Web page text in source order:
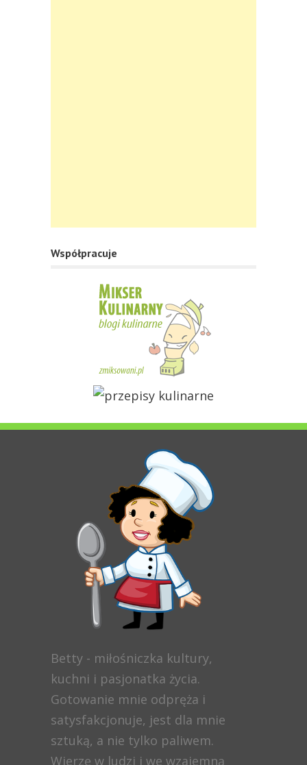
Współpracuje
Betty - miłośniczka kultury,
kuchni i pasjonatka życia.
Gotowanie mnie odpręża i
satysfakcjonuje, jest dla mnie
sztuką, a nie tylko paliwem.
Wierzę w ludzi i we wzajemną